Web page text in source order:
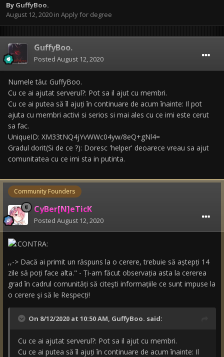
By GuffyBoo.
August 12, 2020 in Apply for degree
GuffyBoo.
Posted August 12, 2020
Numele tău: GuffyBoo.
Cu ce ai ajutat serverul?: Pot sa il ajut cu membri.
Cu ce ai putea să îl ajuți în continuare de acum înainte: Il pot
ajuta cu membri activi si serios si mai ales cu ce imi este cerut
sa fac.
UniqueID: XM33tNQ4jYvWWc04yw/8eQ+gNl4=
Gradul dorit(Si de ce ?): Doresc 'helper' deoarece vreau sa ajut
comunitatea cu ce imi sta in putinta.
Community Founders
CyBer[N]eTicK
Posted August 12, 2020
,,-> Dacă ai primit un răspuns la o cerere, trebuie să aștepți 14
zile să poți face alta." - Ți-am făcut observația asta la cererea
grad în cadrul comunități să citeşti informațiile ce sunt impuse la
o cerere şi să le Respecți!
On 8/12/2020 at 10:50 AM, GuffyBoo. said:
Cu ce ai ajutat serverul?: Pot sa il ajut cu membri.
Cu ce ai putea să îl ajuți în continuare de acum înainte: Il